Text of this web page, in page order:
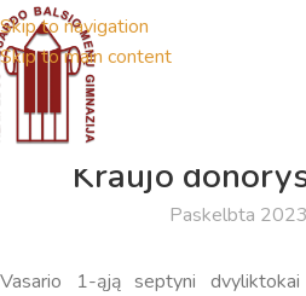
Skip to navigation
Skip to main content
Kraujo
Paskelbta
Vasario 1-ąją septyni